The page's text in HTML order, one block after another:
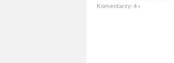
Komentarzy: 4 »